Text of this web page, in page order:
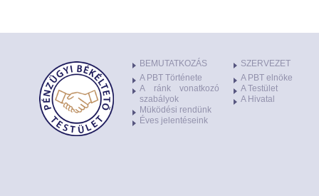
BEMUTATKOZÁS
A PBT Története
A ránk vonatkozó
szabályok
Müködési rendünk
Éves jelentéseink
SZERVEZET
A PBT elnöke
A Testület
A Hivatal